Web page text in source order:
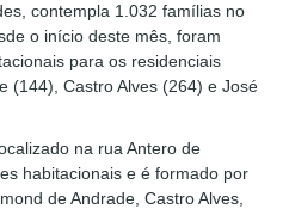
contempla 1.032 famílias no
o início deste mês, foram
para os residenciais
(144), Castro Alves (264) e José
na rua Antero de
habitacionais e é formado por
de Andrade, Castro Alves,